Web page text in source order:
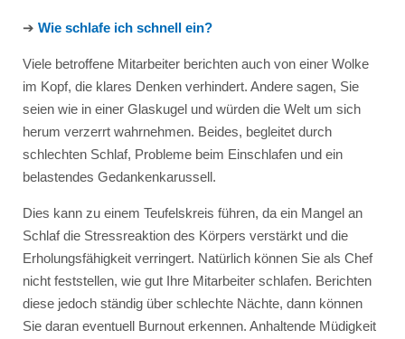
➔ Wie schlafe ich schnell ein?
Viele betroffene Mitarbeiter berichten auch von einer Wolke
im Kopf, die klares Denken verhindert. Andere sagen, Sie
seien wie in einer Glaskugel und würden die Welt um sich
herum verzerrt wahrnehmen. Beides, begleitet durch
schlechten Schlaf, Probleme beim Einschlafen und ein
belastendes Gedankenkarussell.
Dies kann zu einem Teufelskreis führen, da ein Mangel an
Schlaf die Stressreaktion des Körpers verstärkt und die
Erholungsfähigkeit verringert. Natürlich können Sie als Chef
nicht feststellen, wie gut Ihre Mitarbeiter schlafen. Berichten
diese jedoch ständig über schlechte Nächte, dann können
Sie daran eventuell Burnout erkennen. Anhaltende Müdigkeit